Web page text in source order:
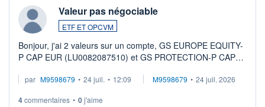
Valeur pas négociable
ETF ET OPCVM
Bonjour, j'ai 2 valeurs sur un compte, GS EUROPE EQUITY-
P CAP EUR (LU0082087510) et GS PROTECTION-P CAP
veux procéder à la vente, on me signale ...
par M9598679 • 24 juil. • 12:09 M9598679 • 24 juil. 2026
4commentaires • 0j'aime